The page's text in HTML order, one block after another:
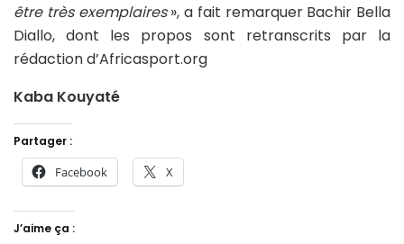
être très exemplaires», a fait remarquer Bachir Bella
Diallo, dont les propos sont retranscrits par la
rédaction d’Africasport.org
Kaba Kouyaté
Partager :
Facebook X
J’aime ça :